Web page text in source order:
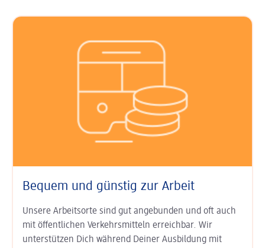
Bequem und günstig zur Arbeit
Unsere Arbeitsorte sind gut an­ge­bunden und oft auch
mit öffent­lichen Verkehrs­mitteln erreichbar. Wir
unterstützen Dich während Deiner Aus­bildung mit